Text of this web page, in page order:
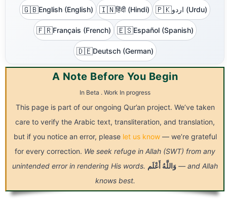
🇬🇧English (English) 🇮🇳हिंदी (Hindi) 🇵🇰 اردو (Urdu)
🇫🇷Français (French) 🇪🇸Español (Spanish)
🇩🇪Deutsch (German)
A Note Before You Begin
In Beta . Work In progress
This page is part of our ongoing Qur’an project. We’ve taken
care to verify the Arabic text, transliteration, and translation,
but if you notice an error, please let us know— we’re grateful
for every correction. We seek refuge in Allah (SWT) from any
unintended error in rendering His words.
وَاللَّهُ أَعْلَم
— and Allah
knows best.